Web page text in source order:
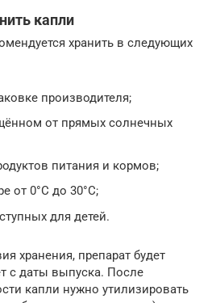
капли
хранить в следующих
производителя;
от прямых солнечных
питания и кормов;
от 0°C до 30°C;
для детей.
хранения, препарат будет
с даты выпуска. После
капли нужно утилизировать